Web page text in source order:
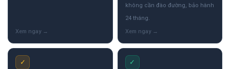
không cần đào đường, bảo hành
24 tháng.
✓ ✓